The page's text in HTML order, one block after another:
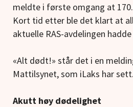
meldte i første omgang at
Kort tid etter ble det klart at
aktuelle RAS-avdelingen
«Alt dødt!» står det i en
Mattilsynet, som iLaks har sett.
Akutt høy dødelighet